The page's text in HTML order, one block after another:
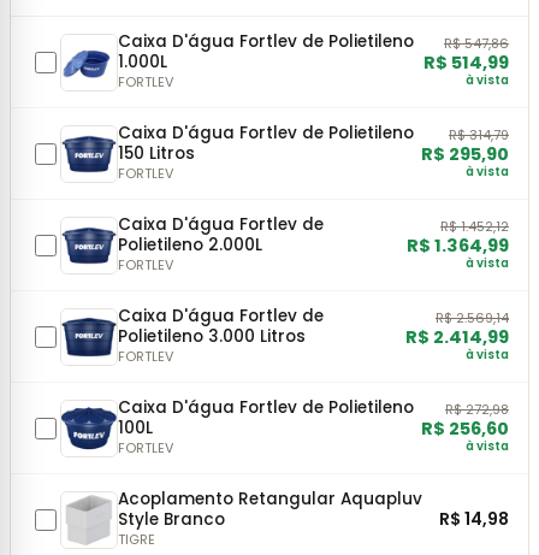
Caixa D'água Fortlev de Polietileno
1.000L
FORTLEV
R$ 547,86
R$ 514,99
à vista
Caixa D'água Fortlev de Polietileno
150 Litros
FORTLEV
R$ 314,79
R$ 295,90
à vista
Caixa D'água Fortlev de
Polietileno 2.000L
FORTLEV
R$ 1.452,12
R$ 1.364,99
à vista
Caixa D'água Fortlev de
Polietileno 3.000 Litros
FORTLEV
R$ 2.569,14
R$ 2.414,99
à vista
Caixa D'água Fortlev de Polietileno
100L
FORTLEV
R$ 272,98
R$ 256,60
à vista
Acoplamento Retangular Aquapluv
Style Branco
TIGRE
R$ 14,98